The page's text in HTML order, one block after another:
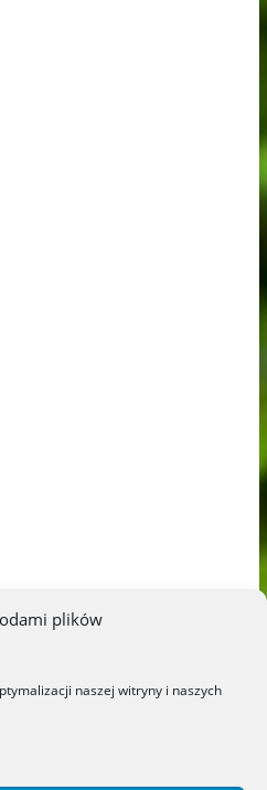
plików
naszej witryny i naszych